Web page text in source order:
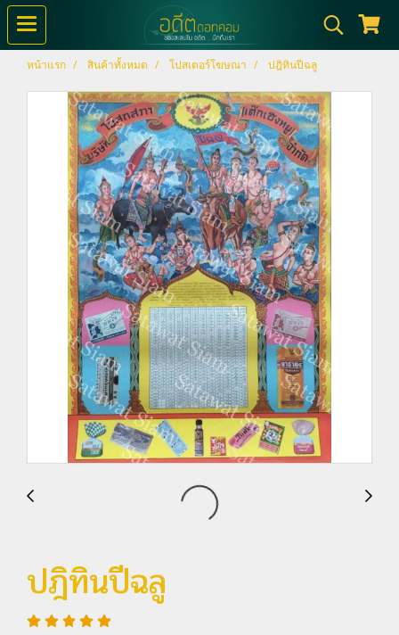
หน้าแรก สินค้าทั้งหมด โปสเตอร์โฆษณา ปฎิทินปีฉลู
ปฎิทินปีฉลู